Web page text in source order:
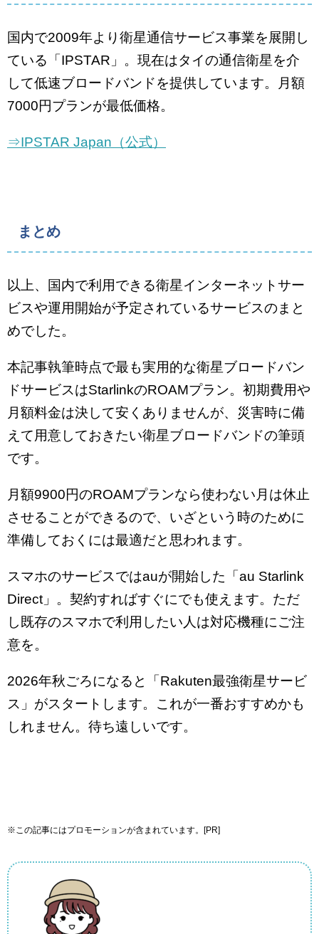
国内で2009年より衛星通信サービス事業を展開し
ている「IPSTAR」。現在はタイの通信衛星を介
して低速ブロードバンドを提供しています。月額
7000円プランが最低価格。
⇒IPSTAR Japan（公式）
まとめ
以上、国内で利用できる衛星インターネットサー
ビスや運用開始が予定されているサービスのまと
めでした。
本記事執筆時点で最も実用的な衛星ブロードバン
ドサービスはStarlinkのROAMプラン。初期費用や
月額料金は決して安くありませんが、災害時に備
えて用意しておきたい衛星ブロードバンドの筆頭
です。
月額9900円のROAMプランなら使わない月は休止
させることができるので、いざという時のために
準備しておくには最適だと思われます。
スマホのサービスではauが開始した「au Starlink
Direct」。契約すればすぐにでも使えます。ただ
し既存のスマホで利用したい人は対応機種にご注
意を。
2026年秋ごろになると「Rakuten最強衛星サービ
ス」がスタートします。これが一番おすすめかも
しれません。待ち遠しいです。
※この記事にはプロモーションが含まれています。[PR]